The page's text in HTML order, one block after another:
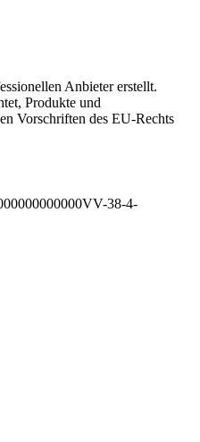
Anbieter erstellt.
Produkte und
Vorschriften des EU-Rechts
38-4-